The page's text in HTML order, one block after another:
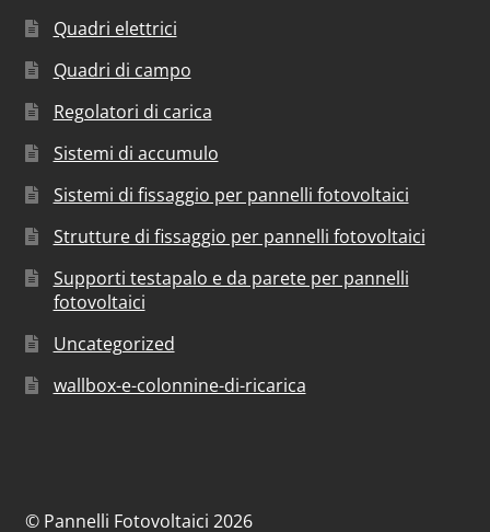
Quadri elettrici
Quadri di campo
Regolatori di carica
Sistemi di accumulo
Sistemi di fissaggio per pannelli fotovoltaici
Strutture di fissaggio per pannelli fotovoltaici
Supporti testapalo e da parete per pannelli
fotovoltaici
Uncategorized
wallbox-e-colonnine-di-ricarica
© Pannelli Fotovoltaici 2026